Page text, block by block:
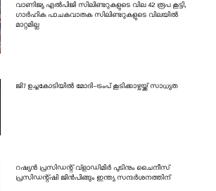
വാണിജ്യ എൽപിജി സിലിണ്ടറുകളുടെ വില 42 രൂപ കൂട്ടി,
ഗാർഹിക പാചകവാതക സിലിണ്ടറുകളുടെ വിലയിൽ
മാറ്റമില്ല
ജി7 ഉച്ചകോടിയിൽ മോദി-ട്രംപ് കൂടിക്കാഴ്ചയ്ക്ക് സാധ്യത
റഷ്യൻ പ്രസിഡന്റ് വ്‌ളാഡിമിർ പുടിനും ചൈനീസ്
പ്രസിഡന്റ്ഷി ജിൻപിങ്ങും ഇന്ത്യ സന്ദർശനത്തിന്